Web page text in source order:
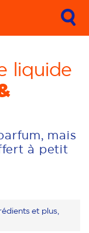
liquide
mais
à petit
et plus,